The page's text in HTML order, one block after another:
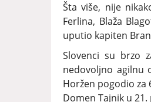
Šta više, nije
Ferlina, Blaža
uputio kapiten
Slovenci su brzo
nedovoljno agilnu
Horžen pogodio za
Domen Tajnik u 21.